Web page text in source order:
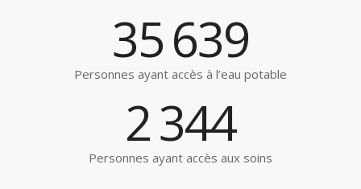
35639
Personnes ayant accès à l’eau potable
2344
Personnes ayant accès aux soins